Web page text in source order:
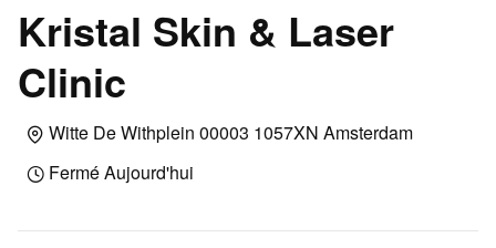
Kristal Skin & Laser
Clinic
Witte De Withplein 00003 1057XN Amsterdam
Fermé Aujourd'hui